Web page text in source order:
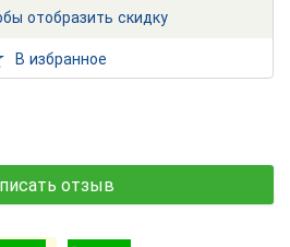
отобразить скидку
В избранное
отзыв